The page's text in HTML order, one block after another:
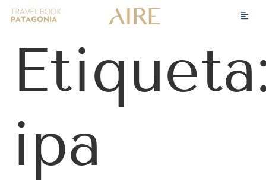
ipa